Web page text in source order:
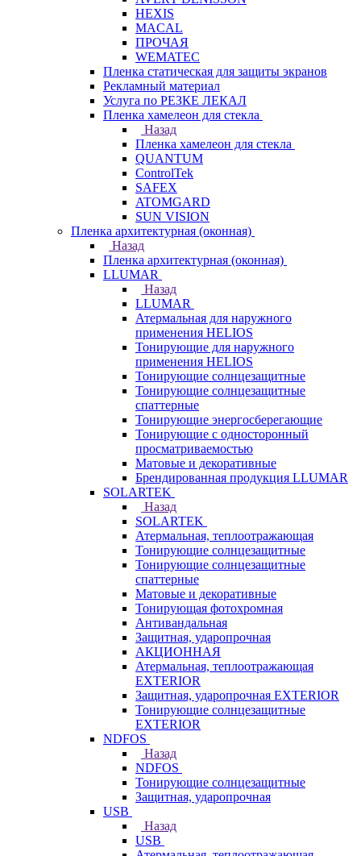
HEXIS
MACAL
ПРОЧАЯ
WEMATEC
Пленка статическая для защиты экранов
Рекламный материал
Услуга по РЕЗКЕ ЛЕКАЛ
Пленка хамелеон для стекла
Назад
Пленка хамелеон для стекла
QUANTUM
ControlTek
SAFEX
ATOMGARD
SUN VISION
Пленка архитектурная (оконная)
Назад
Пленка архитектурная (оконная)
LLUMAR
Назад
LLUMAR
Атермальная для наружного
применения HELIOS
Тонирующие для наружного
применения HELIOS
Тонирующие солнцезащитные
Тонирующие солнцезащитные
спаттерные
Тонирующие энергосберегающие
Тонирующие с односторонный
просматриваемостью
Матовые и декоративные
Брендированная продукция LLUMAR
SOLARTEK
Назад
SOLARTEK
Атермальная, теплоотражающая
Тонирующие солнцезащитные
Тонирующие солнцезащитные
спаттерные
Матовые и декоративные
Тонирующая фотохромная
Антивандальная
Защитная, ударопрочная
АКЦИОННАЯ
Атермальная, теплоотражающая
EXTERIOR
Защитная, ударопрочная EXTERIOR
Тонирующие солнцезащитные
EXTERIOR
NDFOS
Назад
NDFOS
Тонирующие солнцезащитные
Защитная, ударопрочная
USB
Назад
USB